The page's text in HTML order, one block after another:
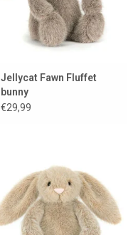
Jellycat Fawn Fluffet
bunny
€29,99